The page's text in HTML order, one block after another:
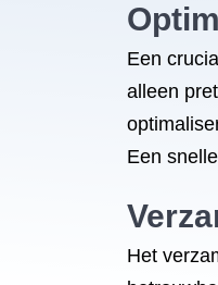
Een
alleen
Een
Het